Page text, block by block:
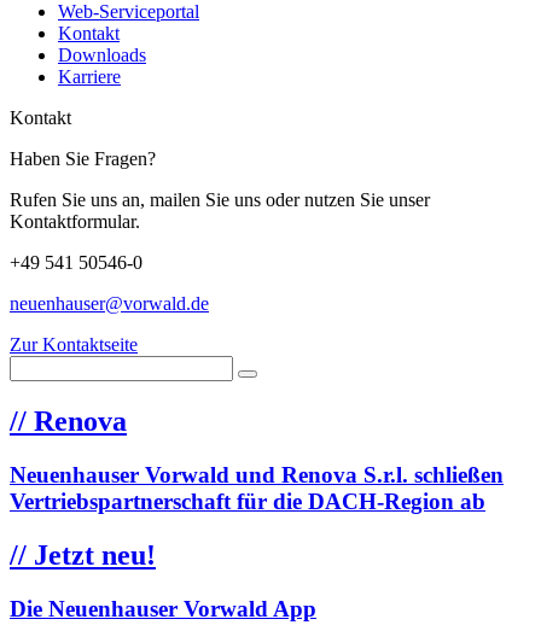
Web-Serviceportal
Kontakt
Downloads
Karriere
Kontakt
Haben Sie Fragen?
Rufen Sie uns an, mailen Sie uns oder nutzen Sie unser
Kontaktformular.
+49 541 50546-0
neuenhauser@vorwald.de
Zur Kontaktseite
// Renova
Neuenhauser Vorwald und Renova S.r.l. schließen
Vertriebspartnerschaft für die DACH-Region ab
// Jetzt neu!
Die Neuenhauser Vorwald App